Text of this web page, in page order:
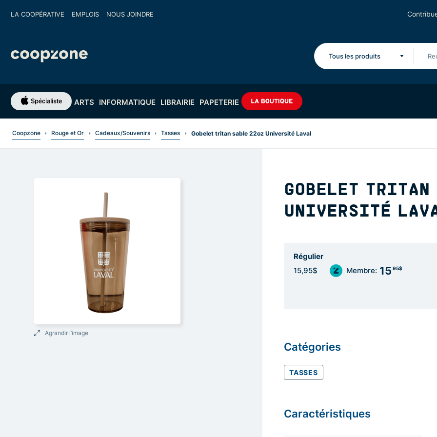
LA COOPÉRATIVE EMPLOIS NOUS JOINDRE
Tous les produits
ARTS INFORMATIQUE LIBRAIRIE PAPETERIE
Coopzone Rouge et Or Cadeaux/Souvenirs Tasses Gobelet tritan sable 22oz Université Laval
Agrandir l’image
GOBELET
UNIVERSITÉ
Régulier
15,95$ Membre: 15 95$
Catégories
TASSES
Caractéristiques